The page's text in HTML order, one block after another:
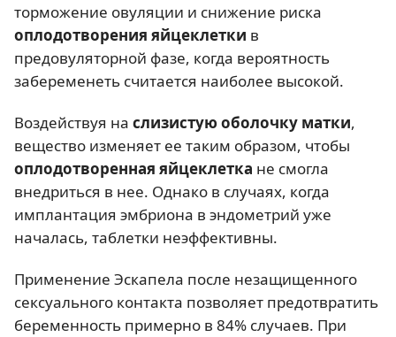
торможение овуляции и снижение риска
оплодотворения яйцеклетки в
предовуляторной фазе, когда вероятность
забеременеть считается наиболее высокой.
Воздействуя на слизистую оболочку матки,
вещество изменяет ее таким образом, чтобы
оплодотворенная яйцеклетка не смогла
внедриться в нее. Однако в случаях, когда
имплантация эмбриона в эндометрий уже
началась, таблетки неэффективны.
Применение Эскапела после незащищенного
сексуального контакта позволяет предотвратить
беременность примерно в 84% случаев. При